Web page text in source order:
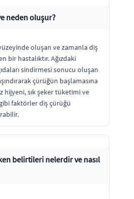
neden oluşur?
oluşan ve zamanla diş
bir hastalıktır. Ağızdaki
sindirmesi sonucu oluşan
çürüğün başlamasına
hijyeni, sık şeker tüketimi ve
faktörler diş çürüğü
belirtileri nelerdir ve nasıl